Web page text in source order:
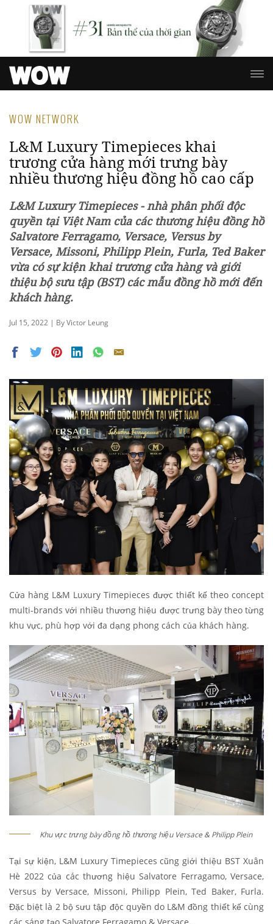
WOW NETWORK
L&M Luxury Timepieces khai
trương cửa hàng mới trưng bày
nhiều thương hiệu đồng hồ cao cấp
L&M Luxury Timepieces - nhà phân phối độc
quyền tại Việt Nam của các thương hiệu đồng hồ
Salvatore Ferragamo, Versace, Versus by
Versace, Missoni, Philipp Plein, Furla, Ted Baker
vừa có sự kiện khai trương cửa hàng và giới
thiệu bộ sưu tập (BST) các mẫu đồng hồ mới đến
khách hàng.
Jul 15, 2022 | By Victor Leung
Cửa hàng L&M Luxury Timepieces được thiết kế theo concept
multi-brands với nhiều thương hiệu được trưng bày theo từng
khu vực, phù hợp với đa dạng phong cách của khách hàng.
Khu vực trưng bày đồng hồ thương hiệu Versace & Philipp Plein
Tại sự kiện, L&M Luxury Timepieces cũng giới thiệu BST Xuân
Hè 2022 của các thương hiệu Salvatore Ferragamo, Versace,
Versus by Versace, Missoni, Philipp Plein, Ted Baker, Furla.
Đặc biệt là 2 bộ sưu tập độc quyền do L&M đồng thiết kế cùng